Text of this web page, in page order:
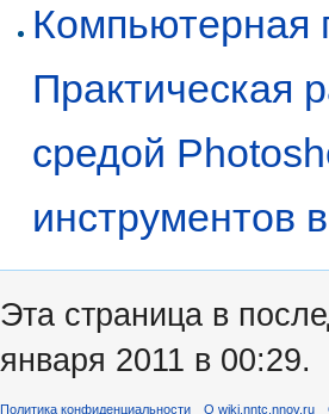
Компьютерная
Практическая
средой
инструментов
Эта страница в
января 2011 в 00:29.
Политика конфиденциальности О wiki.nntc.nnov.ru